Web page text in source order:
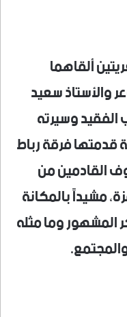
ألقاهما
والأستاذ سعيد
الفقيد وسيرته
قدمتها فرقة رباط
القادمين من
مشيداً بالمكانة
المشهور وما مثله